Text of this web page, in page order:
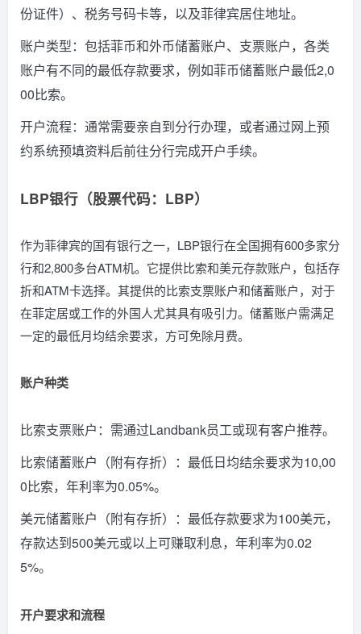
份证件）、税务号码卡等，以及菲律宾居住地址。
账户类型：包括菲币和外币储蓄账户、支票账户，各类
账户有不同的最低存款要求，例如菲币储蓄账户最低2,0
00比索。
开户流程：通常需要亲自到分行办理，或者通过网上预
约系统预填资料后前往分行完成开户手续。
LBP银行（股票代码：LBP）
作为菲律宾的国有银行之一，LBP银行在全国拥有600多家分
行和2,800多台ATM机。它提供比索和美元存款账户，包括存
折和ATM卡选择。其提供的比索支票账户和储蓄账户，对于
在菲定居或工作的外国人尤其具有吸引力。储蓄账户需满足
一定的最低月均结余要求，方可免除月费。
账户种类
比索支票账户：需通过Landbank员工或现有客户推荐。
比索储蓄账户（附有存折）：最低日均结余要求为10,00
0比索，年利率为0.05%。
美元储蓄账户（附有存折）：最低存款要求为100美元，
存款达到500美元或以上可赚取利息，年利率为0.02
5%。
开户要求和流程